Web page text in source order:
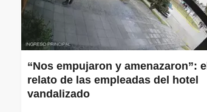
“Nos empujaron y amenazaron”: el
relato de las empleadas del hotel
vandalizado